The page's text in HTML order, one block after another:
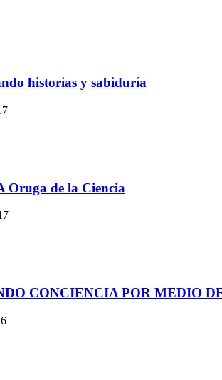
historias y sabiduría
de la Ciencia
CONCIENCIA POR MEDIO